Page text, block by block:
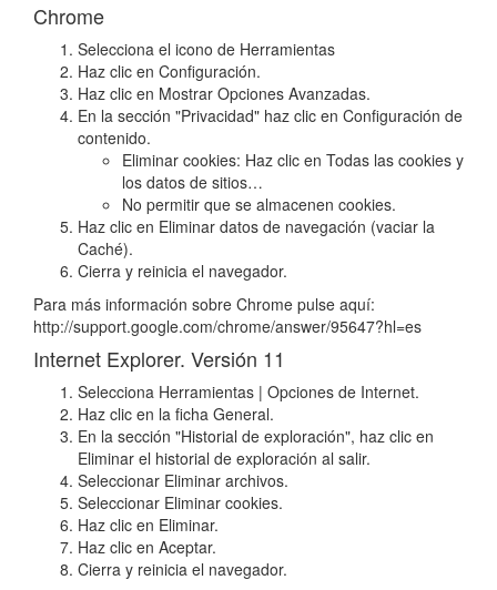
Chrome
Selecciona el icono de Herramientas
Haz clic en Configuración.
Haz clic en Mostrar Opciones Avanzadas.
En la sección "Privacidad" haz clic en Configuración de
contenido.
Eliminar cookies: Haz clic en Todas las cookies y
los datos de sitios…
No permitir que se almacenen cookies.
Haz clic en Eliminar datos de navegación (vaciar la
Caché).
Cierra y reinicia el navegador.
Para más información sobre Chrome pulse aquí:
http://support.google.com/chrome/answer/95647?hl=es
Internet Explorer. Versión 11
Selecciona Herramientas | Opciones de Internet.
Haz clic en la ficha General.
En la sección "Historial de exploración", haz clic en
Eliminar el historial de exploración al salir.
Seleccionar Eliminar archivos.
Seleccionar Eliminar cookies.
Haz clic en Eliminar.
Haz clic en Aceptar.
Cierra y reinicia el navegador.